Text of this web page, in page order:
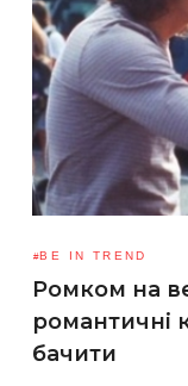
BE IN TREND
Ромком на
романтичні
бачити